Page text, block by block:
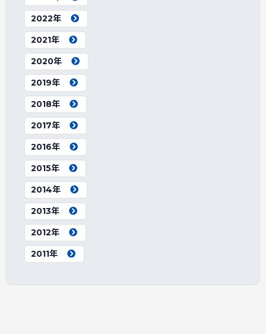
2022年
2021年
2020年
2019年
2018年
2017年
2016年
2015年
2014年
2013年
2012年
2011年